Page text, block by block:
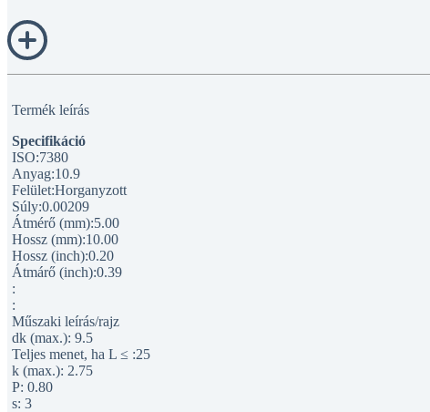
Termék leírás
Specifikáció
ISO:7380
Anyag:10.9
Felület:Horganyzott
Súly:0.00209
Átmérő (mm):5.00
Hossz (mm):10.00
Hossz (inch):0.20
Átmárő (inch):0.39
:
:
Műszaki leírás/rajz
dk (max.): 9.5
Teljes menet, ha L ≤ :25
k (max.): 2.75
P: 0.80
s: 3